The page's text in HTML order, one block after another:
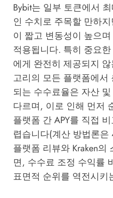
Bybit는 일부 토큰에서
인 수치로 주목할 만하
이 짧고 변동성이 높으
적용됩니다. 특히 중요
에게 완전히 제공되지
고리의 모든 플랫폼에서
되는 수수료율은 자산
다르며, 이로 인해 먼저
플랫폼 간 APY를 직접
렵습니다(계산 방법론은
플랫폼 리뷰와 Kraken의
면, 수수료 조정 수익률
표면적 순위를 역전시키